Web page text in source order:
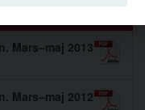
Mars–maj 2013
Mars–maj 2012